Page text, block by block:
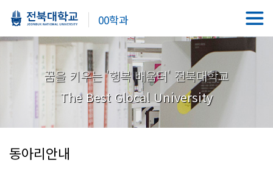
00학과
꿈을 키우는 '행복 배움터' 전북대학교
The Best Glocal University
동아리안내